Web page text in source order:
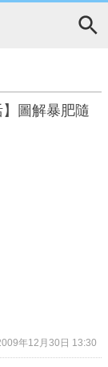
】圖解暴肥隨
年12月30日 13:30